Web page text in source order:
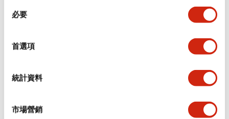
必要
首選項
統計資料
市場營銷
環境規範
機械規格